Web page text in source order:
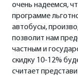
очень надеемся,
программе
автобусы,
позволит нам
частным и
скидку 10-12%
считает